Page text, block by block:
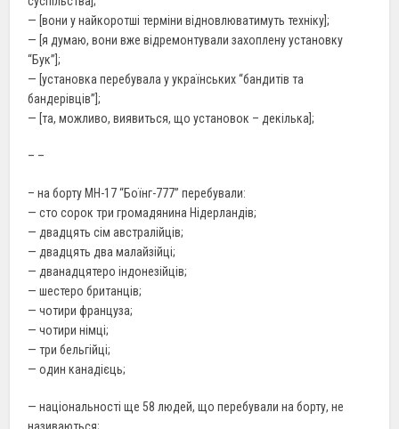
— [вони у найкоротші терміни відновлюватимуть техніку];
— [я думаю, вони вже відремонтували захоплену установку
“Бук”];
— [установка перебувала у українських “бандитів та
бандерівців”];
— [та, можливо, виявиться, що установок – декілька];
– –
– на борту МН-17 “Боїнг-777” перебували:
— сто сорок три громадянина Нідерландів;
— двадцять сім австралійців;
— двадцять два малайзійці;
— дванадцятеро індонезійців;
— шестеро британців;
— чотири француза;
— чотири німці;
— три бельгійці;
— один канадієць;
— національності ще 58 людей, що перебували на борту, не